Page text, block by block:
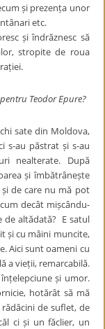
și prezența unor
etc.
și îndrăznesc să
stropite de roua
Teodor Epure?
sate din Moldova,
s-au păstrat și s-au
nealterate. După
și îmbătrânește
de care nu mă pot
decât mișcându-
de altădată? E satul
și cu mâini muncite,
Aici sunt oameni cu
a vieții, remarcabilă.
și umor.
hotărât să mă
de suflet, de
ci și un făclier, un